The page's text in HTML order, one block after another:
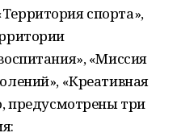
спорта»,
«Миссия
«Креативная
предусмотрены три